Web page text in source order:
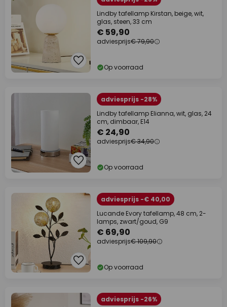
Lindby tafellamp Kirstan, beige, wit,
glas, steen, 33 cm
€ 59,90
adviesprijs€ 79,90
Op voorraad
adviesprijs -28%
Lindby tafellamp Elianna, wit, glas, 24
cm, dimbaar, E14
€ 24,90
adviesprijs€ 34,90
Op voorraad
adviesprijs -€ 40,00
Lucande Evory tafellamp, 48 cm, 2-
lamps, zwart/goud, G9
€ 69,90
adviesprijs€ 109,90
Op voorraad
adviesprijs -26%